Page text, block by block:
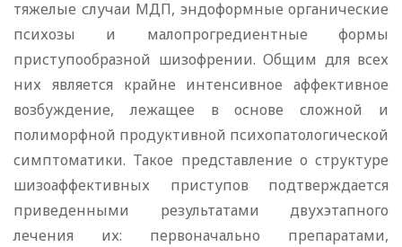
тяжелые случаи МДП, эндоформные органические
психозы и малопрогредиентные формы
приступообразной шизофрении. Общим для всех
них является крайне интенсивное аффективное
возбуждение, лежащее в основе сложной и
полиморфной продуктивной психопатологической
симптоматики. Такое представление о структуре
шизоаффективных приступов подтверждается
приведенными результатами двухэтапного
лечения их: первоначально препаратами,